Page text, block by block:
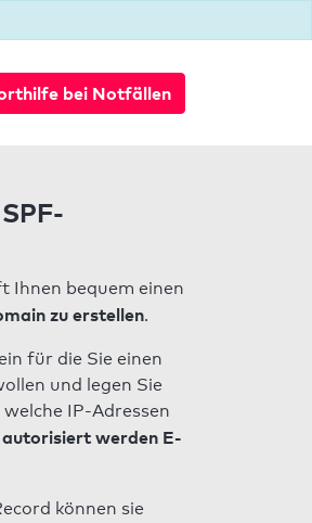
bei Notfällen
Ihnen bequem einen
zu erstellen.
für die Sie einen
und legen Sie
IP-Adressen
autorisiert werden E-
können sie